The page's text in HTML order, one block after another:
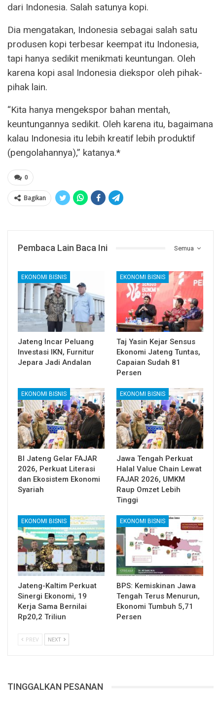
dari Indonesia. Salah satunya kopi.
Dia mengatakan, Indonesia sebagai salah satu
produsen kopi terbesar keempat itu Indonesia,
tapi hanya sedikit menikmati keuntungan. Oleh
karena kopi asal Indonesia diekspor oleh pihak-
pihak lain.
“Kita hanya mengekspor bahan mentah,
keuntungannya sedikit. Oleh karena itu, bagaimana
kalau Indonesia itu lebih kreatif lebih produktif
(pengolahannya),” katanya.*
0
Bagikan
Semua
Pembaca Lain Baca Ini
EKONOMI BISNIS
Jateng Incar Peluang
Investasi IKN, Furnitur
Jepara Jadi Andalan
EKONOMI BISNIS
Taj Yasin Kejar Sensus
Ekonomi Jateng Tuntas,
Capaian Sudah 81
Persen
EKONOMI BISNIS
BI Jateng Gelar FAJAR
2026, Perkuat Literasi
dan Ekosistem Ekonomi
Syariah
EKONOMI BISNIS
Jawa Tengah Perkuat
Halal Value Chain Lewat
FAJAR 2026, UMKM
Raup Omzet Lebih
Tinggi
EKONOMI BISNIS
Jateng-Kaltim Perkuat
Sinergi Ekonomi, 19
Kerja Sama Bernilai
Rp20,2 Triliun
EKONOMI BISNIS
BPS: Kemiskinan Jawa
Tengah Terus Menurun,
Ekonomi Tumbuh 5,71
Persen
PREV NEXT
TINGGALKAN PESANAN